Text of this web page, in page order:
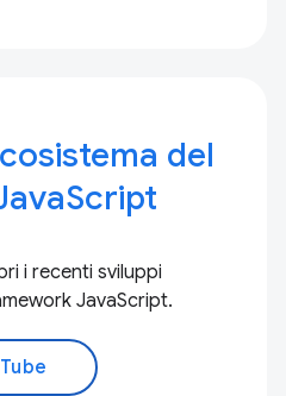
del
i recenti sviluppi
JavaScript.